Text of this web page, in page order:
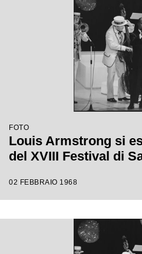
FOTO
Louis Armstrong si
del XVIII Festival di
02 FEBBRAIO 1968